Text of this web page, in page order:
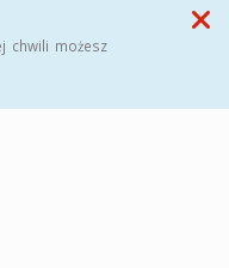
chwili możesz
Przycisk wyszukaj duży